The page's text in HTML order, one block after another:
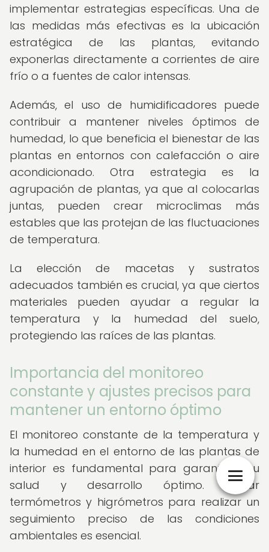
implementar estrategias específicas. Una de
las medidas más efectivas es la ubicación
estratégica de las plantas, evitando
exponerlas directamente a corrientes de aire
frío o a fuentes de calor intensas.
Además, el uso de humidificadores puede
contribuir a mantener niveles óptimos de
humedad, lo que beneficia el bienestar de las
plantas en entornos con calefacción o aire
acondicionado. Otra estrategia es la
agrupación de plantas, ya que al colocarlas
juntas, pueden crear microclimas más
estables que las protejan de las fluctuaciones
de temperatura.
La elección de macetas y sustratos
adecuados también es crucial, ya que ciertos
materiales pueden ayudar a regular la
temperatura y la humedad del suelo,
protegiendo las raíces de las plantas.
Importancia del monitoreo
constante y ajustes precisos para
mantener un entorno óptimo
El monitoreo constante de la temperatura y
la humedad en el entorno de las plantas de
interior es fundamental para garantizar su
salud y desarrollo óptimo. Utilizar
termómetros y higrómetros para realizar un
seguimiento preciso de las condiciones
ambientales es esencial.